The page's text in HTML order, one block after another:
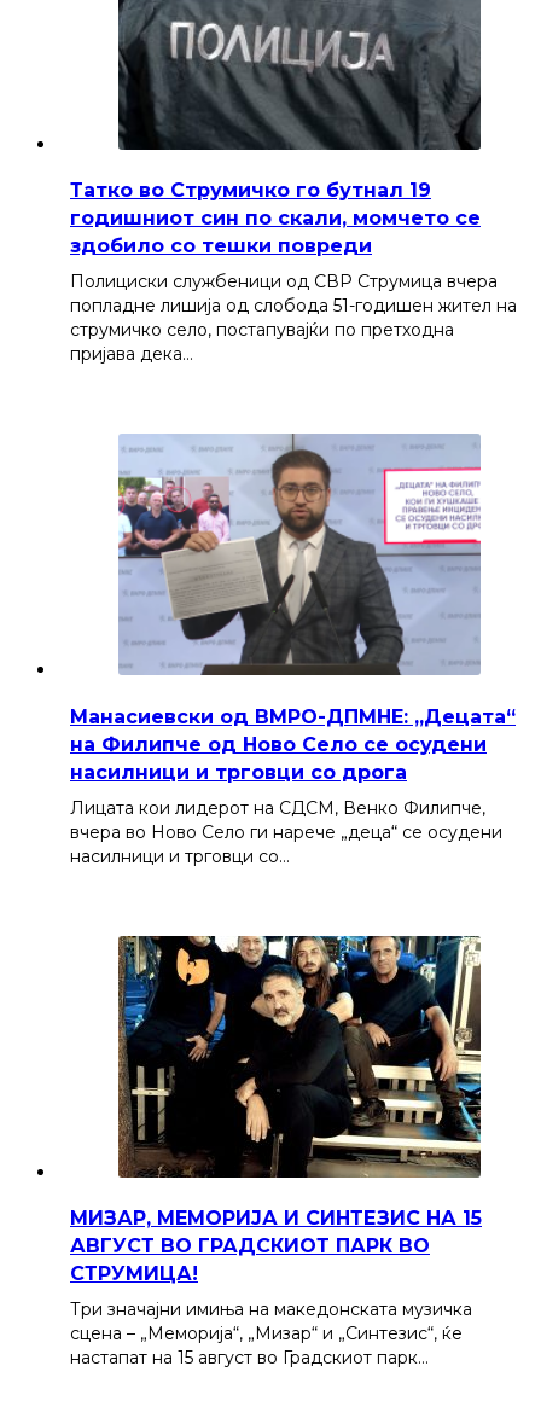
Татко во Струмичко го бутнал 19
годишниот син по скали, момчето се
здобило со тешки повреди
Полициски службеници од СВР Струмица вчера
попладне лишија од слобода 51-годишен жител на
струмичко село, постапувајќи по претходна
пријава дека…
Манасиевски од ВМРО-ДПМНЕ: „Децата“
на Филипче од Ново Село се осудени
насилници и трговци со дрога
Лицата кои лидерот на СДСМ, Венко Филипче,
вчера во Ново Село ги нарече „деца“ се осудени
насилници и трговци со…
МИЗАР, МЕМОРИЈА И СИНТЕЗИС НА 15
АВГУСТ ВО ГРАДСКИОТ ПАРК ВО
СТРУМИЦА!
Три значајни имиња на македонската музичка
сцена – „Меморија“, „Мизар“ и „Синтезис“, ќе
настапат на 15 август во Градскиот парк…